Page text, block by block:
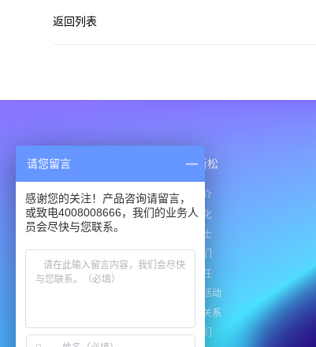
返回列表
产品与解决方案
产品中心
行业应用
解决方案
下载中心
关于新松
公司简介
企业文化
招贤纳士
联系我们
社会责任
新闻与活动
投资者关系
联系我们
请您留言
感谢您的关注！产品咨询请留言，
或致电4008008666，我们的业务人
员会尽快与您联系。